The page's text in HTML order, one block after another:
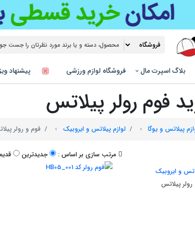
بلاگ اسپرت مال فروشگاه لوازم ورزشی پیشنهاد
فوم رولر پیلاتس
پیلاتس و یوگا لوازم پیلاتس و ایروبیک فوم و رولر
و ایروبیک
پیلاتس
مرتب سازی بر اساس : جدیدترین